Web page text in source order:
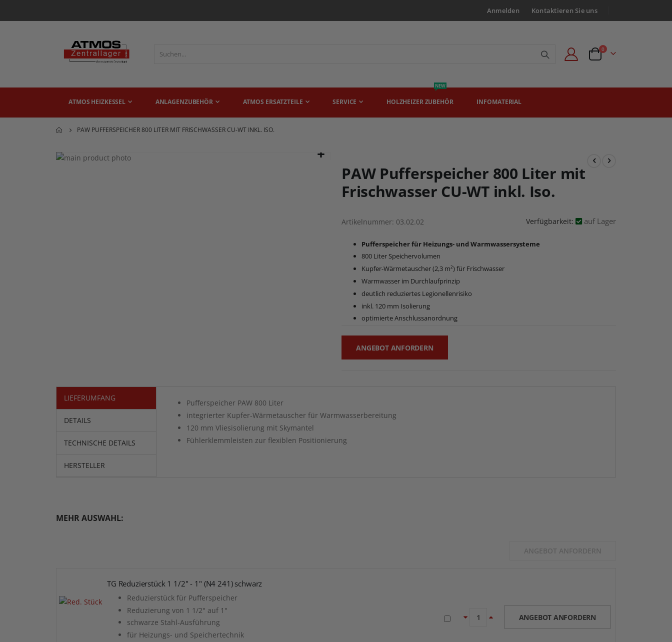
Anmelden Kontaktieren Sie uns
Angebotsanfrage
0 Artikel
ATMOS HEIZKESSEL ANLAGENZUBEHÖR ATMOS ERSATZTEILE SERVICE HOLZHEIZER ZUBEHÖR
NEW
INFOMATERIAL
PAW PUFFERSPEICHER 800 LITER MIT FRISCHWASSER CU-WT INKL. ISO.
Zum
PAW Pufferspeicher 800 Liter mit
Frischwasser CU-WT inkl. Iso.
Artikelnummer 03.02.02 Verfügbarkeit: auf Lager
Pufferspeicher für Heizungs- und Warmwassersysteme
800 Liter Speichervolumen
Kupfer-Wärmetauscher (2,3 m²) für Frischwasser
Warmwasser im Durchlaufprinzip
deutlich reduziertes Legionellenrisiko
inkl. 120 mm Isolierung
optimierte Anschlussanordnung
ANGEBOT ANFORDERN
LIEFERUMFANG
DETAILS
TECHNISCHE DETAILS
HERSTELLER
Pufferspeicher PAW 800 Liter
integrierter Kupfer-Wärmetauscher für Warmwasserbereitung
120 mm Vliesisolierung mit Skymantel
Fühlerklemmleisten zur flexiblen Positionierung
MEHR AUSWAHL:
ANGEBOT ANFORDERN
TG Reduzierstück 1 1/2" - 1" (N4 241) schwarz
Reduzierstück für Pufferspeicher
Reduzierung von 1 1/2" auf 1"
schwarze Stahl-Ausführung
für Heizungs- und Speichertechnik
ANGEBOT ANFORDERN